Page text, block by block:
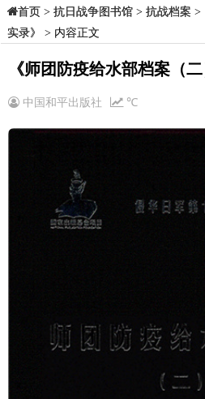
首页> 抗日战争图书馆> 抗战档案>
实录》
> 内容正文
《师团防疫给水部档案（二
中国和平出版社 ℃